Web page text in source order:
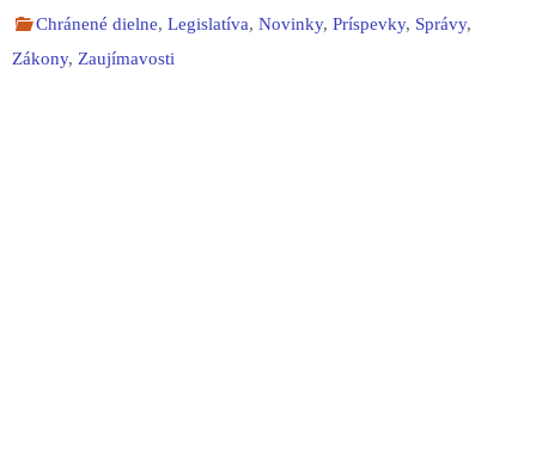
Chránené dielne,Legislatíva,Novinky,Príspevky, Správy,
Zákony, Zaujímavosti